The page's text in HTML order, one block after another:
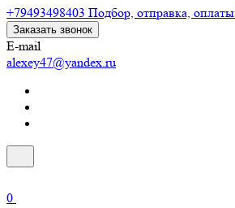
+79493498403 Подбор, отправка, оплаты
Заказать звонок
E-mail
alexey47@yandex.ru
0